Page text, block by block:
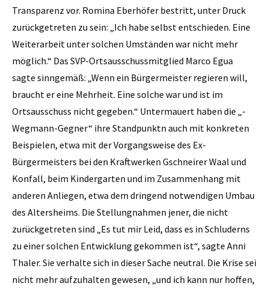
Transparenz vor. Romina Eberhöfer bestritt, unter Druck
zurückgetreten zu sein: „Ich habe selbst entschieden. Eine
Weiterarbeit unter solchen Umständen war nicht mehr
möglich.“ Das SVP-Ortsausschussmitglied Marco Egua
sagte sinngemäß: „Wenn ein Bürgermeister regieren will,
braucht er eine Mehrheit. Eine solche war und ist im
Ortsausschuss nicht gegeben.“ Untermauert haben die „­
Wegmann-Gegner“ ihre Standpunktn auch mit konkreten
Beispielen, etwa mit der Vorgangsweise des Ex-
Bürgermeisters bei den Kraftwerken Gschneirer Waal und
Konfall, beim Kindergarten und im Zusammenhang mit
anderen Anliegen, etwa dem dringend notwendigen Umbau
des Altersheims. Die Stellungnahmen jener, die nicht
zurückgetreten sind „Es tut mir Leid, dass es in Schluderns
zu einer solchen Entwicklung gekommen ist“, sagte Anni
Thaler. Sie verhalte sich in dieser Sache neutral. Die Krise sei
nicht mehr aufzuhalten gewesen, „und ich kann nur hoffen,